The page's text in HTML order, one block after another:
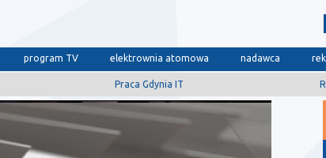
program TV elektrownia atomowa nadawca
Praca Gdynia IT